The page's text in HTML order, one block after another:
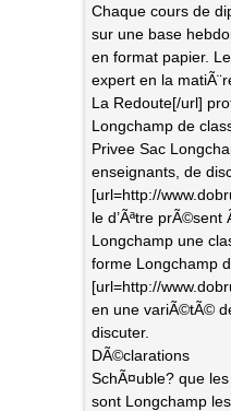
Chaque cours de
sur une base
en format papier.
expert en la
La Redoute[/url]
Longchamp de
Privee Sac
enseignants, de
[url=http://
le d’Ãªtre
Longchamp une
forme Longchamp
[url=http://
en une variÃ©tÃ©
discuter.
DÃ©clarations
SchÃ¤uble? que
sont Longchamp